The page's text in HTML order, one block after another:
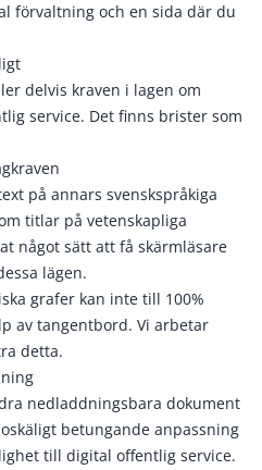
förvaltning och en sida där du
delvis kraven i lagen om
service. Det finns brister som
på annars svenskspråkiga
titlar på vetenskapliga
något sätt att få skärmläsare
lägen.
grafer kan inte till 100%
av tangentbord. Vi arbetar
detta.
nedladdningsbara dokument
betungande anpassning
till digital offentlig service.